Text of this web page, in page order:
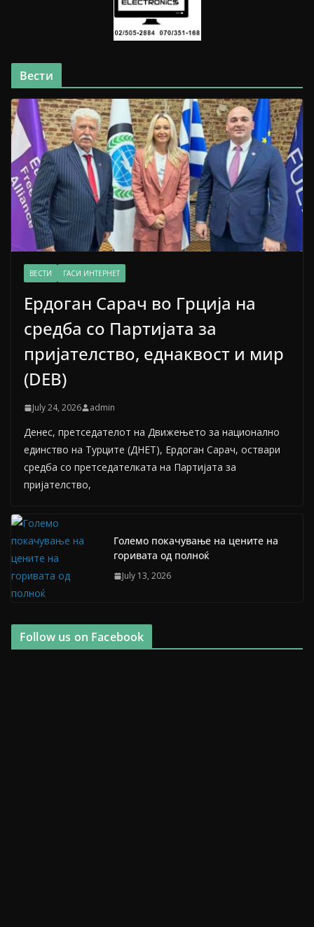
Вести
ВЕСТИ ГАСИ ИНТЕРНЕТ
Ердоган Сарач во Грција на
средба со Партијата за
пријателство, еднаквост и мир
(DEB)
July 24, 2026 admin
Денес, претседателот на Движењето за национално
единство на Турците (ДНЕТ), Ердоган Сарач, оствари
средба со претседателката на Партијата за
пријателство,
Големо покачување на цените на
горивата од полноќ
July 13, 2026
Follow us on Facebook